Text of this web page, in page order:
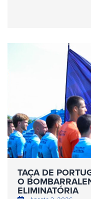
TAÇA DE
O
ELIMINATÓRIA